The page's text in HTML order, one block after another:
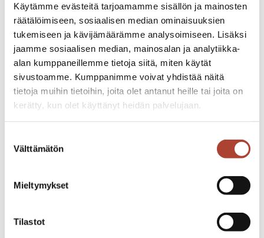
Käytämme evästeitä tarjoamamme sisällön ja mainosten
räätälöimiseen, sosiaalisen median ominaisuuksien
tukemiseen ja kävijämäärämme analysoimiseen. Lisäksi
jaamme sosiaalisen median, mainosalan ja analytiikka-
alan kumppaneillemme tietoja siitä, miten käytät
sivustoamme. Kumppanimme voivat yhdistää näitä
tietoja muihin tietoihin, joita olet antanut heille tai joita on
kerätty, kun olet käyttänyt heidän palvelujaan.
valinta
Välttämätön
Mieltymykset
Tilastot
sinne, missä tilanne oli pahin.
Kesäkuussa 1944 tukikohta Leijonassa
oli vaarallinen tilanne, sillä entisistä
vangeista koostunut komppania oli
karannut heti venäläisten
tykistökeskityksen alettua. Vihollinen
valtasi tukikohdan ja jääkäreiden
Taistelut seurasivat toisiaan.
neuvostopataljoonan mottiin
olivat suuret, lähes viidennes koko
vahvuudesta. Kenraali Fagernäs uudisti